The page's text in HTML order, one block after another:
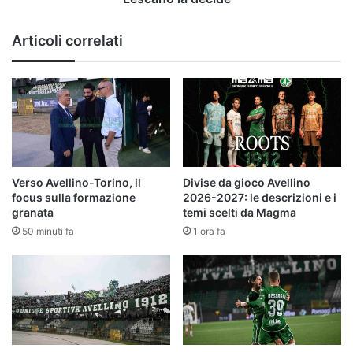
Articoli correlati
Verso Avellino-Torino, il
focus sulla formazione
granata
50 minuti fa
Divise da gioco Avellino
2026-2027: le descrizioni e i
temi scelti da Magma
1 ora fa